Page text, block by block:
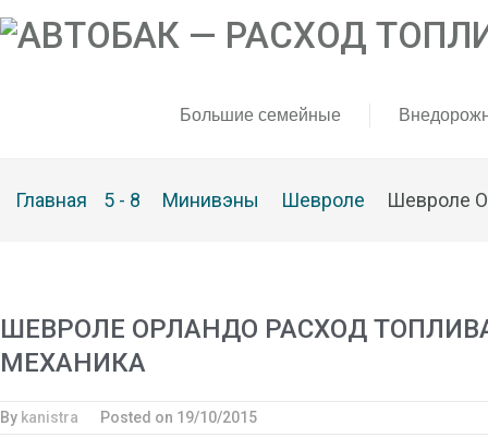
Большие семейные
Главная 5 - 8 Минивэны Шевроле Шевроле
ШЕВРОЛЕ ОРЛАНДО РАСХОД
МЕХАНИКА
By kanistra Posted on 19/10/2015